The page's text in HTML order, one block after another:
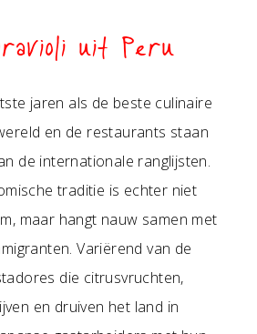
uit Peru
jaren als de beste culinaire
en de restaurants staan
de internationale ranglijsten.
traditie is echter niet
maar hangt nauw samen met
Variërend van de
die citrusvruchten,
en druiven het land in